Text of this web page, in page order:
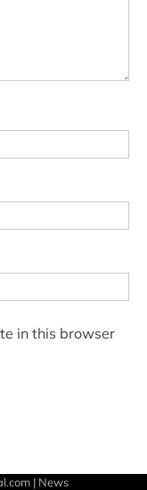
in this browser
| News